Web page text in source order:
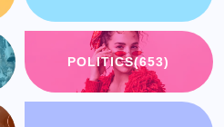
POLITICS(653)